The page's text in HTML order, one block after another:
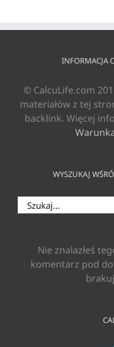
INFORMACJA
© CalcuLife.com
materiałów z tej
backlink. Więcej
WYSZUKAJ
Szukaj
Nie znalazłeś
komentarz pod